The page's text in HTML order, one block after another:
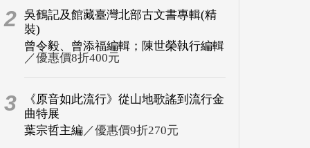
2 吳鶴記及館藏臺灣北部古文書專輯(精
裝)
曾令毅、曾添福編輯；陳世榮執行編輯
／優惠價8折400元
3
《原音如此流行》從山地歌謠到流行金
曲特展
葉宗哲主編 ／優惠價9折270元